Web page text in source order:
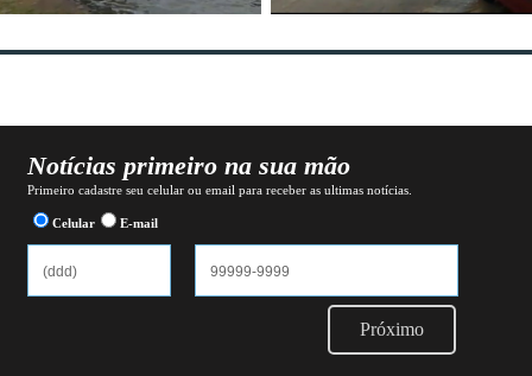
Notícias primeiro na sua mão
Primeiro cadastre seu celular ou email para receber as ultimas notícias.
Celular E-mail
Próximo